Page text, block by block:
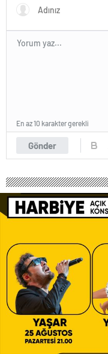
Gönder
En az 10 karakter gerekli